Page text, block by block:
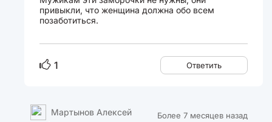
привыкли, что женщина должна обо всем
позаботиться.
1 Ответить
Более 7 месяцев назад
Мартынов Алексей